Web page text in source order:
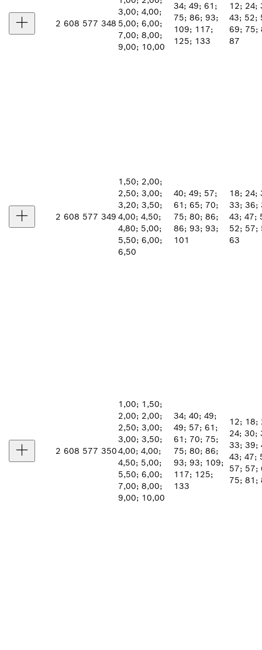
2 608 577 348
3,00; 4,00;
5,00; 6,00;
7,00; 8,00;
9,00; 10,00
34; 49; 61;
75; 86; 93;
109; 117;
125; 133
12; 24;
43; 52;
69; 75;
87
2 608 577 349
1,50; 2,00;
2,50; 3,00;
3,20; 3,50;
4,00; 4,50;
4,80; 5,00;
5,50; 6,00;
6,50
40; 49; 57;
61; 65; 70;
75; 80; 86;
86; 93; 93;
101
18; 24;
33; 36;
43; 47;
52; 57;
63
2 608 577 350
1,00; 1,50;
2,00; 2,00;
2,50; 3,00;
3,00; 3,50;
4,00; 4,00;
4,50; 5,00;
5,50; 6,00;
7,00; 8,00;
9,00; 10,00
34; 40; 49;
49; 57; 61;
61; 70; 75;
75; 80; 86;
93; 93; 109;
117; 125;
133
12; 18;
24; 30;
33; 39;
43; 47;
57; 57;
75; 81;